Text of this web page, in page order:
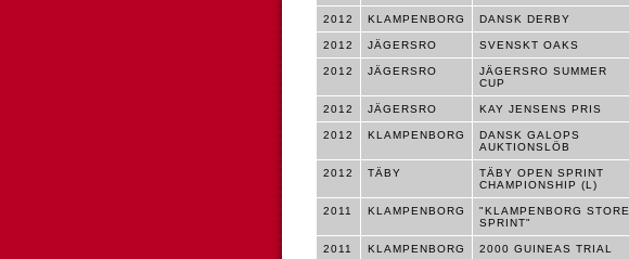
2012 KLAMPENBORG DANSK DERBY
2012 JÄGERSRO SVENSKT OAKS
2012 JÄGERSRO
JÄGERSRO SUMMER
CUP
2012 JÄGERSRO KAY JENSENS PRIS
2012 KLAMPENBORG
DANSK GALOPS
AUKTIONSLÖB
2012 TÄBY
TÄBY OPEN SPRINT
CHAMPIONSHIP (L)
2011 KLAMPENBORG
"KLAMPENBORG STORE
SPRINT"
2011 KLAMPENBORG 2000 GUINEAS TRIAL